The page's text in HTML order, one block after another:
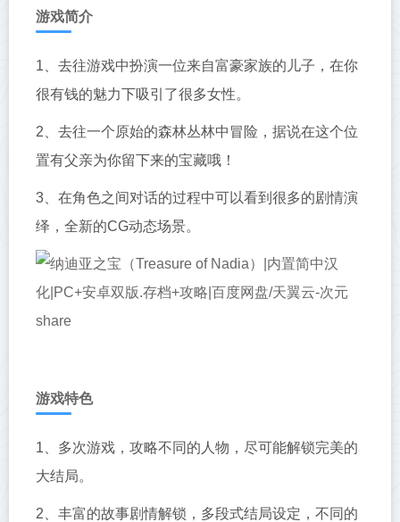
游戏简介
1、去往游戏中扮演一位来自富豪家族的儿子，在你
很有钱的魅力下吸引了很多女性。
2、去往一个原始的森林丛林中冒险，据说在这个位
置有父亲为你留下来的宝藏哦！
3、在角色之间对话的过程中可以看到很多的剧情演
绎，全新的CG动态场景。
游戏特色
1、多次游戏，攻略不同的人物，尽可能解锁完美的
大结局。
2、丰富的故事剧情解锁，多段式结局设定，不同的